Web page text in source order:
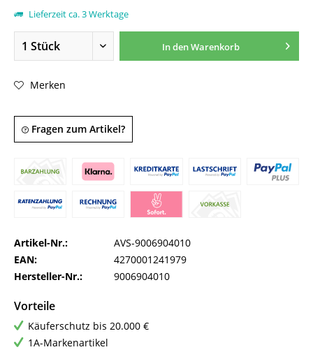
Lieferzeit ca. 3 Werktage
In denWarenkorb
Merken
Fragen zum Artikel?
Artikel-Nr.:
AVS-9006904010
EAN:
4270001241979
Hersteller-Nr.:
9006904010
Vorteile
Käuferschutz bis 20.000 €
1A-Markenartikel